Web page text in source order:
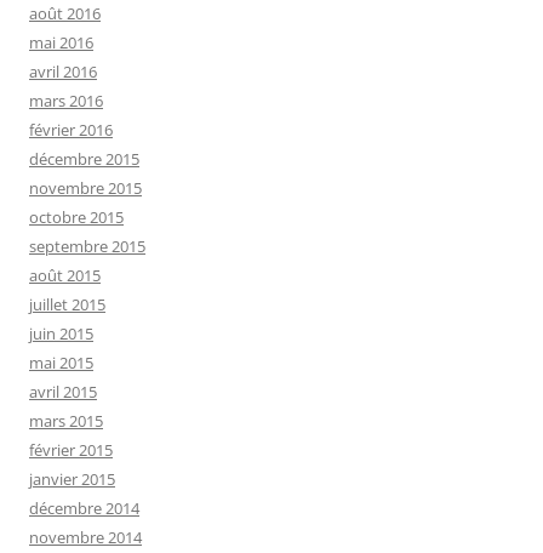
août 2016
mai 2016
avril 2016
mars 2016
février 2016
décembre 2015
novembre 2015
octobre 2015
septembre 2015
août 2015
juillet 2015
juin 2015
mai 2015
avril 2015
mars 2015
février 2015
janvier 2015
décembre 2014
novembre 2014